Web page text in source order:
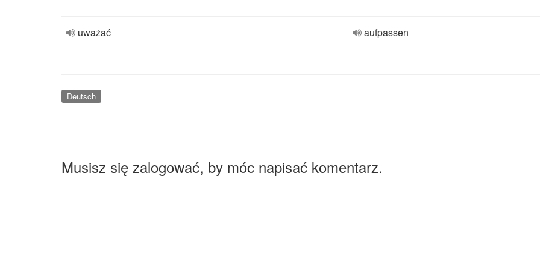
uważać aufpassen
Deutsch
Musisz się zalogować, by móc napisać komentarz.